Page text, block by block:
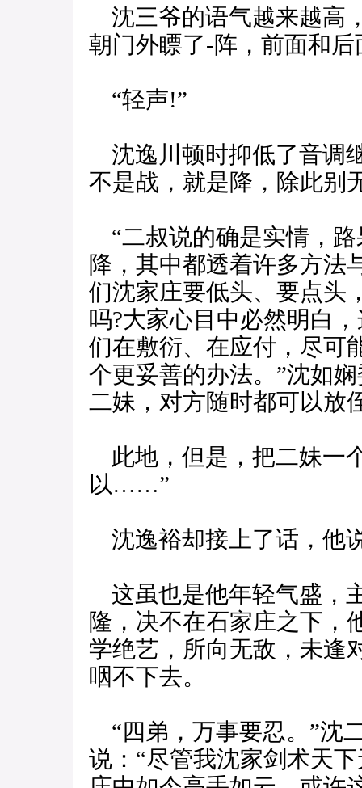
沈三爷的语气越来越高
朝门外瞟了-阵，前面和
“轻声!”
沈逸川顿时抑低了音调
不是战，就是降，除此别
“二叔说的确是实情，
降，其中都透着许多方法
们沈家庄要低头、要点头
吗?大家心目中必然明白
们在敷衍、在应付，尽可
个更妥善的办法。”沈如
二妹，对方随时都可以放
此地，但是，把二妹一
以……”
沈逸裕却接上了话，他
这虽也是他年轻气盛，
隆，决不在石家庄之下，
学绝艺，所向无敌，未逢
咽不下去。
“四弟，万事要忍。”沈
说：“尽管我沈家剑术天